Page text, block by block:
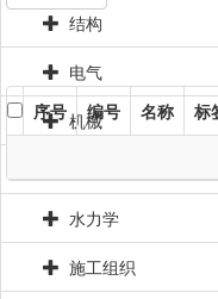
结构
电气
机械
水力学
施工组织
序号 编号 名称 标